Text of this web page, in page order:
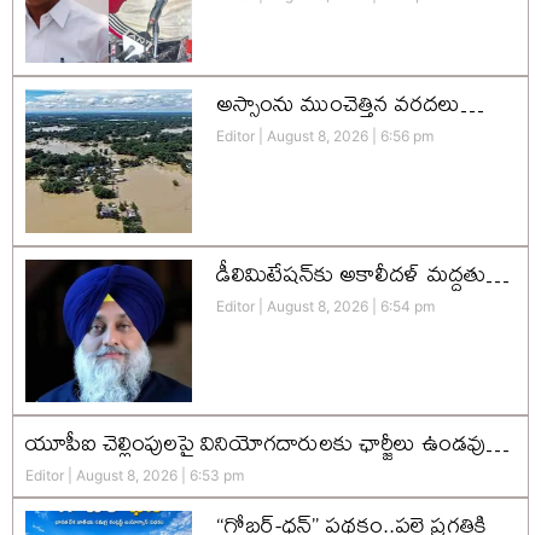
అస్సాంను ముంచెత్తిన వరదలు…
Editor August 8, 2026 6:56 pm
డీలిమిటేషన్‌కు అకాలీదళ్‌ మద్దతు…
Editor August 8, 2026 6:54 pm
యూపీఐ చెల్లింపులపై వినియోగదారులకు ఛార్జీలు ఉండవు…
Editor August 8, 2026 6:53 pm
“గోబర్-ధన్” పథకం..పల్లె ప్రగతికి